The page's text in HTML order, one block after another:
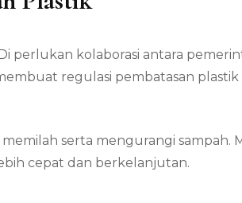
perlukan kolaborasi antara
regulasi pembatasan plastik
serta mengurangi sampah.
cepat dan berkelanjutan.